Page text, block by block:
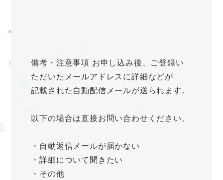
備考・注意事項 お申し込み後、ご登録い
ただいたメールアドレスに詳細などが
記載された自動配信メールが送られます。
以下の場合は直接お問い合わせください。
・自動返信メールが届かない
・詳細について聞きたい
・その他